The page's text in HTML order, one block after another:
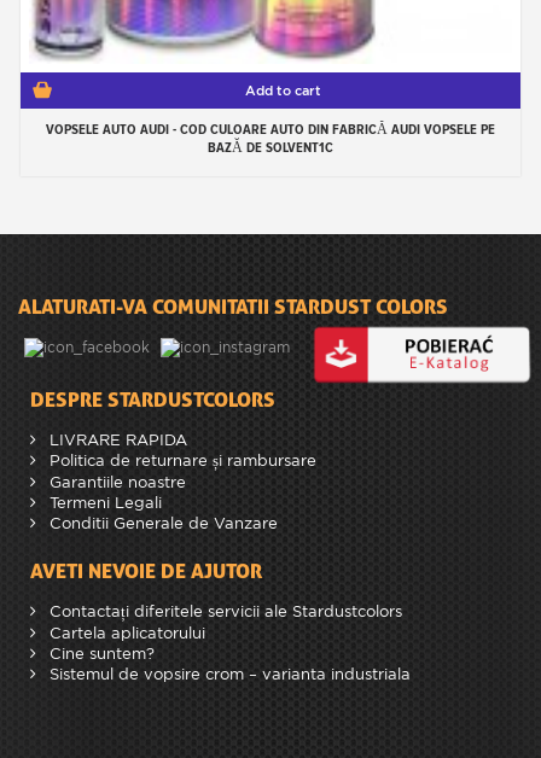
Add to cart
VOPSELE AUTO AUDI - COD CULOARE AUTO DIN FABRICĂ AUDI VOPSELE PE
BAZĂ DE SOLVENT1C
ALATURATI-VA COMUNITATII STARDUST COLORS
DESPRE STARDUSTCOLORS
LIVRARE RAPIDA
Politica de returnare și rambursare
Garantiile noastre
Termeni Legali
Conditii Generale de Vanzare
AVETI NEVOIE DE AJUTOR
Contactați diferitele servicii ale Stardustcolors
Cartela aplicatorului
Cine suntem?
Sistemul de vopsire crom – varianta industriala